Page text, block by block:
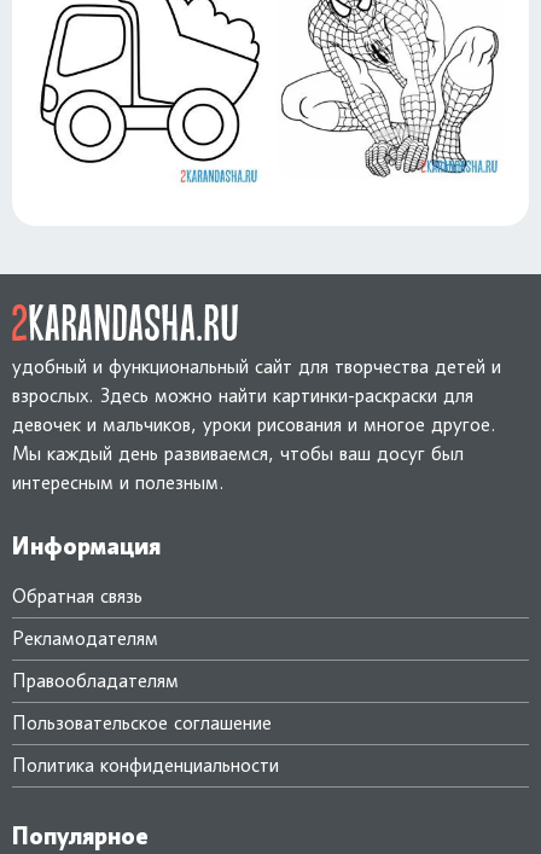
удобный и функциональный сайт для творчества детей и
взрослых. Здесь можно найти картинки-раскраски для
девочек и мальчиков, уроки рисования и многое другое.
Мы каждый день развиваемся, чтобы ваш досуг был
интересным и полезным.
Информация
Обратная связь
Рекламодателям
Правообладателям
Пользовательское соглашение
Политика конфиденциальности
Популярное